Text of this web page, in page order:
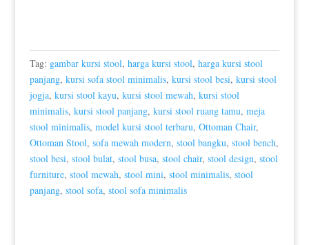
Tag: gambar kursi stool, harga kursi stool, harga kursi stool
panjang, kursi sofa stool minimalis, kursi stool besi, kursi stool
jogja, kursi stool kayu, kursi stool mewah, kursi stool
minimalis, kursi stool panjang, kursi stool ruang tamu, meja
stool minimalis, model kursi stool terbaru, Ottoman Chair,
Ottoman Stool, sofa mewah modern, stool bangku, stool bench,
stool besi, stool bulat, stool busa, stool chair, stool design, stool
furniture, stool mewah, stool mini, stool minimalis, stool
panjang, stool sofa, stool sofa minimalis